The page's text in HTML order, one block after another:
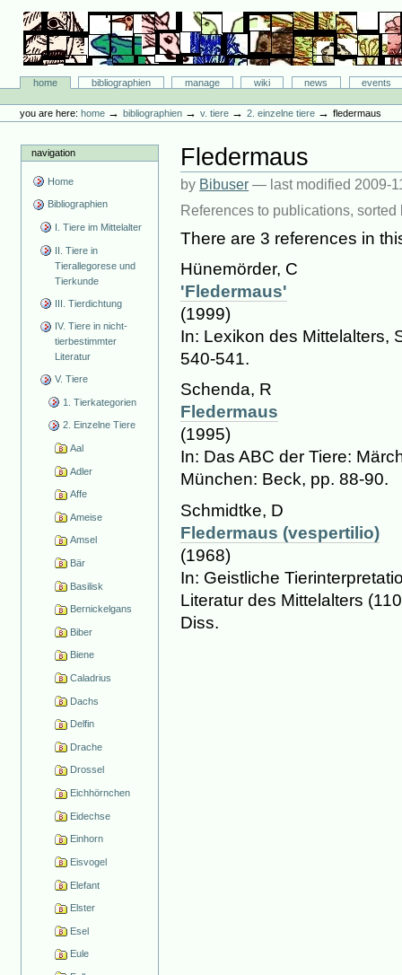
content.
navigation
Bibliographie-Portal
Sectionshome bibliographien manage wiki news
events
tools
you are here: home →bibliographien →v. tiere →2. einzelne tiere →fledermaus
navigation
Home
Bibliographien
I. Tiere im Mittelalter
II. Tiere in
Tierallegorese und
Tierkunde
III. Tierdichtung
IV. Tiere in nicht-
tierbestimmter
Literatur
V. Tiere
1. Tierkategorien
2. Einzelne Tiere
Aal
Adler
Affe
Ameise
Amsel
Bär
Basilisk
Bernickelgans
Biber
Biene
Caladrius
Dachs
Delfin
Drache
Drossel
Eichhörnchen
Eidechse
Einhorn
Eisvogel
Elefant
Elster
Esel
Eule
Fledermaus
by Bibuser — last modified 2009-
References to publications, sorted
There are 3 references in
Hünemörder, C
'Fledermaus'
(1999)
In: Lexikon des Mittelalters,
540-541.
Schenda, R
Fledermaus
(1995)
In: Das ABC der Tiere:
München: Beck, pp. 88-90.
Schmidtke, D
Fledermaus (vespertilio)
(1968)
In: Geistliche
Literatur des Mittelalters
Diss.